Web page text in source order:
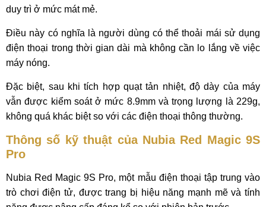
duy trì ở mức mát mẻ.
Điều này có nghĩa là người dùng có thể thoải mái sử dụng
điện thoại trong thời gian dài mà không cần lo lắng về việc
máy nóng.
Đặc biệt, sau khi tích hợp quạt tản nhiệt, độ dày của máy
vẫn được kiểm soát ở mức 8.9mm và trọng lượng là 229g,
không quá khác biệt so với các điện thoại thông thường.
Thông số kỹ thuật của Nubia Red Magic 9S
Pro
Nubia Red Magic 9S Pro, một mẫu điện thoại tập trung vào
trò chơi điện tử, được trang bị hiệu năng mạnh mẽ và tính